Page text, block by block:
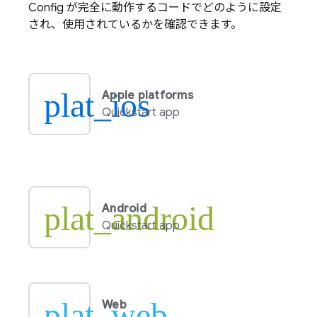
Config が完全に動作するコードでどのように設定
され、使用されているかを確認できます。
plat_ios
Apple platforms
Quickstart app
plat_android
Android
Quickstart app
Web